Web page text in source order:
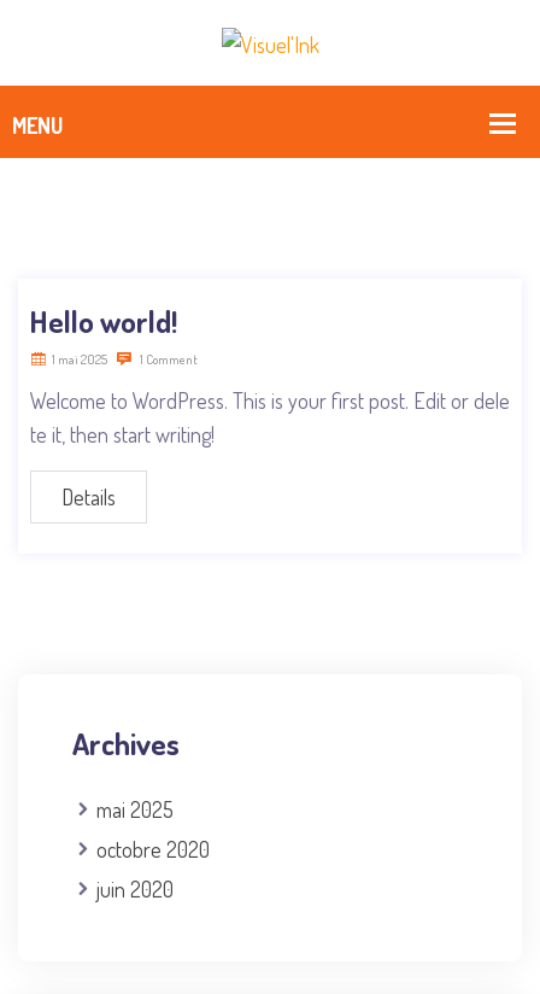
Hello world!
1 mai 2025 1 Comment
Welcome to WordPress. This is your first post. Edit or dele
te it, then start writing!
Details
Archives
mai 2025
octobre 2020
juin 2020